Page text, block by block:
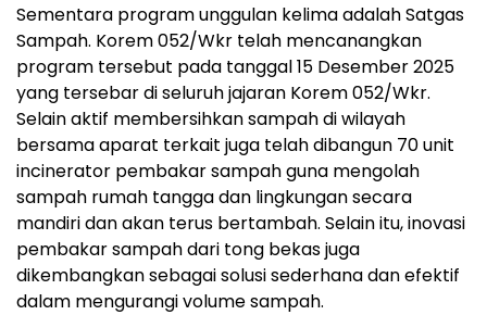
Sementara program unggulan kelima adalah Satgas
Sampah. Korem 052/Wkr telah mencanangkan
program tersebut pada tanggal 15 Desember 2025
yang tersebar di seluruh jajaran Korem 052/Wkr.
Selain aktif membersihkan sampah di wilayah
bersama aparat terkait juga telah dibangun 70 unit
incinerator pembakar sampah guna mengolah
sampah rumah tangga dan lingkungan secara
mandiri dan akan terus bertambah. Selain itu, inovasi
pembakar sampah dari tong bekas juga
dikembangkan sebagai solusi sederhana dan efektif
dalam mengurangi volume sampah.